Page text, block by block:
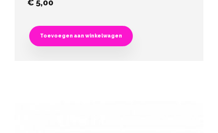
€ 5,00
Toevoegen aan winkelwagen